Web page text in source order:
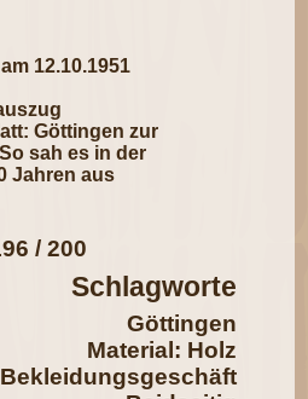
12.10.1951
Göttingen zur
sah es in der
Jahren aus
/ 200
Schlagworte
Göttingen
Material: Holz
Bekleidungsgeschäft